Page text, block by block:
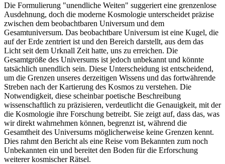
Die Formulierung "unendliche Weiten" suggeriert eine grenzenlose
Ausdehnung, doch die moderne Kosmologie unterscheidet präzise
zwischen dem beobachtbaren Universum und dem
Gesamtuniversum. Das beobachtbare Universum ist eine Kugel, die
auf der Erde zentriert ist und den Bereich darstellt, aus dem das
Licht seit dem Urknall Zeit hatte, uns zu erreichen. Die
Gesamtgröße des Universums ist jedoch unbekannt und könnte
tatsächlich unendlich sein. Diese Unterscheidung ist entscheidend,
um die Grenzen unseres derzeitigen Wissens und das fortwährende
Streben nach der Kartierung des Kosmos zu verstehen. Die
Notwendigkeit, diese scheinbar poetische Beschreibung
wissenschaftlich zu präzisieren, verdeutlicht die Genauigkeit, mit der
die Kosmologie ihre Forschung betreibt. Sie zeigt auf, dass das, was
wir direkt wahrnehmen können, begrenzt ist, während die
Gesamtheit des Universums möglicherweise keine Grenzen kennt.
Dies rahmt den Bericht als eine Reise vom Bekannten zum noch
Unbekannten ein und bereitet den Boden für die Erforschung
weiterer kosmischer Rätsel.